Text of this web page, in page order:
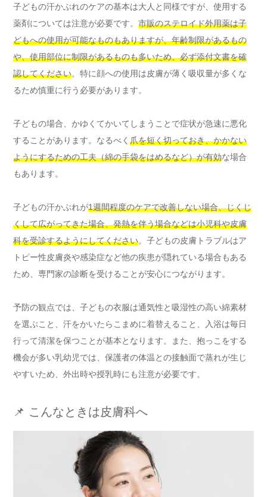
子どもの汗かぶれのケアの基本は大人と同様ですが、使用する
薬剤については注意が必要です。 市販のステロイド外用薬は子
どもへの使用が可能なものもありますが、年齢制限があるもの
や、使用部位に制限があるものも多いため、必ず添付文書を確
認してください。特に顔への使用は皮膚が薄く吸収量が多くな
るため慎重に行う必要があります。
子どもの場合、かゆくてかいてしまうことで症状が急速に悪化
することがあります。なるべく 爪を短く切っておき、かかない
ようにするための工夫（綿の手袋をはめるなど）が有効な場合
もあります。
子どもの汗かぶれが1週間程度のケアで改善しない場合、じくじ
くして広がってきた場合、発熱を伴う場合などは小児科や皮膚
科を受診するようにしてください。子どもの皮膚トラブルはア
トピー性皮膚炎や感染症など他の疾患が隠れている場合もある
ため、専門家の診断を受けることが安心につながります。
予防の観点では、子どもの衣服は通気性と吸湿性の高い綿素材
を選ぶこと、汗をかいたらこまめに着替えること、入浴は毎日
行って清潔を保つことが基本となります。また、抱っこをする
機会が多い乳幼児では、保護者の体温との接触面で蒸れが生じ
やすいため、外出時や授乳時にも注意が必要です。
📌 こんなときは皮膚科へ